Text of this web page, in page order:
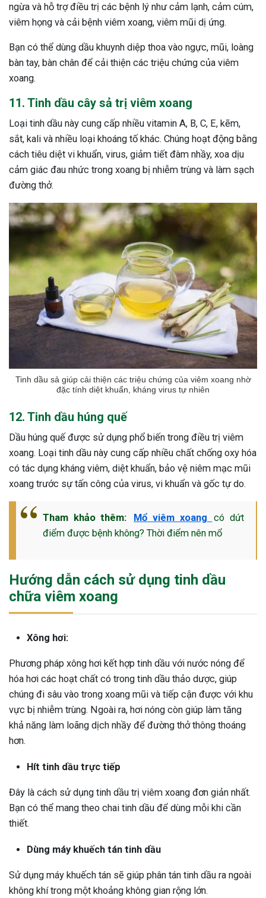
ngừa và hỗ trợ điều trị các bệnh lý như cảm lạnh, cảm cúm,
viêm họng và cải bệnh viêm xoang, viêm mũi dị ứng.
Bạn có thể dùng dầu khuynh diệp thoa vào ngực, mũi, loàng
bàn tay, bàn chân để cải thiện các triệu chứng của viêm
xoang.
11. Tinh dầu cây sả trị viêm xoang
Loại tinh dầu này cung cấp nhiều vitamin A, B, C, E, kẽm,
sắt, kali và nhiều loại khoáng tố khác. Chúng hoạt động bằng
cách tiêu diệt vi khuẩn, virus, giảm tiết đàm nhầy, xoa dịu
cảm giác đau nhức trong xoang bị nhiễm trùng và làm sạch
đường thở.
Tinh dầu sả giúp cải thiện các triệu chứng của viêm xoang nhờ
đặc tính diệt khuẩn, kháng virus tự nhiên
12. Tinh dầu húng quế
Dầu húng quế được sử dụng phổ biến trong điều trị viêm
xoang. Loại tinh dầu này cung cấp nhiều chất chống oxy hóa
có tác dụng kháng viêm, diệt khuẩn, bảo vệ niêm mạc mũi
xoang trước sự tấn công của virus, vi khuẩn và gốc tự do.
Tham khảo thêm: Mổ viêm xoang
có dứt
điểm được bệnh không? Thời điểm nên mổ
Hướng dẫn cách sử dụng tinh dầu
chữa viêm xoang
Xông hơi:
Phương pháp xông hơi kết hợp tinh dầu với nước nóng để
hóa hơi các hoạt chất có trong tinh dầu thảo dược, giúp
chúng đi sâu vào trong xoang mũi và tiếp cận được với khu
vực bị nhiễm trùng. Ngoài ra, hơi nóng còn giúp làm tăng
khả năng làm loãng dịch nhầy để đường thở thông thoáng
hơn.
Hít tinh dầu trực tiếp
Đây là cách sử dụng tinh dầu trị viêm xoang đơn giản nhất.
Bạn có thể mang theo chai tinh dầu để dùng mỗi khi cần
thiết.
Dùng máy khuếch tán tinh dầu
Sử dụng máy khuếch tán sẽ giúp phân tán tinh dầu ra ngoài
không khí trong một khoảng không gian rộng lớn.